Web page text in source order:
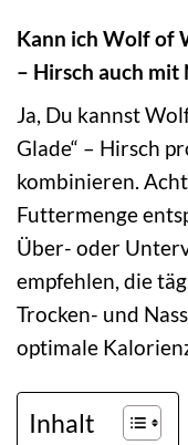
Kann ich Wolf of
– Hirsch auch
Ja, Du kannst
Glade“ – Hirsch
kombinieren.
Futtermenge
Über- oder
empfehlen, die
Trocken- und
optimale
Inhalt